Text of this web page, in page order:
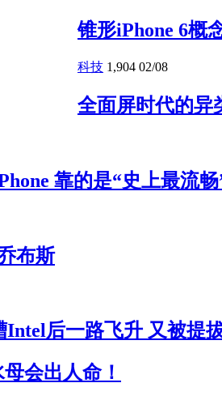
锥形iPhone 6概
科技 1,904 02/08
全面屏时代的异
靠的是“史上最流畅
布斯
后一路飞升 又被提
会出人命！